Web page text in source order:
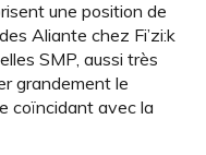
une position de
Aliante chez Fi’zi:k
SMP, aussi très
grandement le
coïncidant avec la